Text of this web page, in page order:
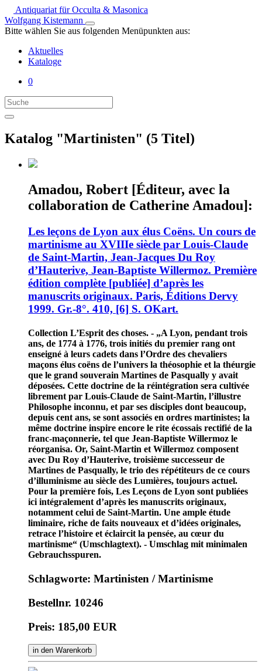
Antiquariat für Occulta & Masonica
Wolfgang Kistemann
Bitte wählen Sie aus folgenden Menüpunkten aus:
Aktuelles
Kataloge
0
Katalog "Martinisten" (5 Titel)
Amadou, Robert [Éditeur, avec la
collaboration de Catherine Amadou]:
Les leçons de Lyon aux élus Coëns. Un cours de
martinisme au XVIIIe siècle par Louis-Claude
de Saint-Martin, Jean-Jacques Du Roy
d’Hauterive, Jean-Baptiste Willermoz. Première
édition complète [publiée] d’après les
manuscrits originaux. Paris, Éditions Dervy
1999. Gr.-8°. 410, [6] S. OKart.
Collection L’Esprit des choses. - „A Lyon, pendant trois
ans, de 1774 à 1776, trois initiés du premier rang ont
enseigné à leurs cadets dans l’Ordre des chevaliers
maçons élus coëns de l’univers la théosophie et la théurgie
que le grand souverain Martines de Pasqually y avait
déposées. Cette doctrine de la réintégration sera cultivée
librement par Louis-Claude de Saint-Martin, l’illustre
Philosophe inconnu, et par ses disciples dont beaucoup,
depuis cent ans, se sont associés en ordres martinistes; la
même doctrine inspire encore le rite écossais rectifié de la
franc-maçonnerie, tel que Jean-Baptiste Willermoz le
réorganisa. Or, Saint-Martin et Willermoz composent
avec Du Roy d’Hauterive, troisième successeur de
Martines de Pasqually, le trio des répétiteurs de ce cours
d’illuminisme au siècle des Lumières, toujours actuel.
Pour la première fois, Les Leçons de Lyon sont publiées
ici intégralement d’après les manuscrits originaux,
notamment celui de Saint-Martin. Une ample étude
liminaire, riche de faits nouveaux et d’idées originales,
retrace l’histoire et éclaircit la pensée, au cœur du
martinisme“ (Umschlagtext). - Umschlag mit minimalen
Gebrauchsspuren.
Schlagworte: Martinisten / Martinisme
Bestellnr. 10246
Preis: 185,00 EUR
in den Warenkorb